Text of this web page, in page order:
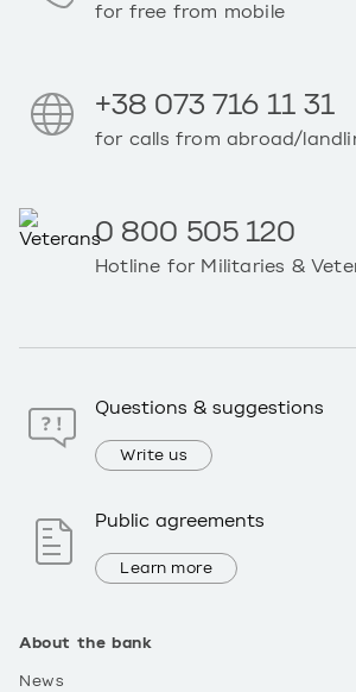
About the bank
News
for free from mobile
+38 073 716 11 31
for calls from abroad/
0 800 505 120
Hotline for Militaries &
Questions & suggestions
Write us
Public agreements
Learn more